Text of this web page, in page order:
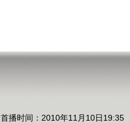
首播时间：2010年11月10日19:35